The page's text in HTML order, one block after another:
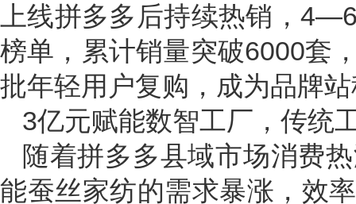
上线拼多多后持续热销，
榜单，累计销量突破6000套
批年轻用户复购，成为品牌
3亿元赋能数智工厂，传统
随着拼多多县域市场消费
能蚕丝家纺的需求暴涨，效